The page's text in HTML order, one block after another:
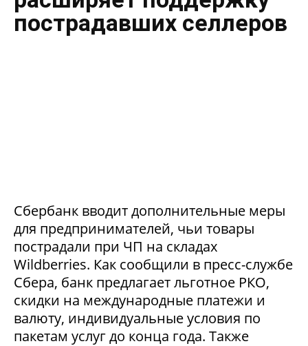
пострадавших селлеров
Сбербанк вводит дополнительные меры
для предпринимателей, чьи товары
пострадали при ЧП на складах
Wildberries. Как сообщили в пресс-службе
Сбера, банк предлагает льготное РКО,
скидки на международные платежи и
валюту, индивидуальные условия по
пакетам услуг до конца года. Также